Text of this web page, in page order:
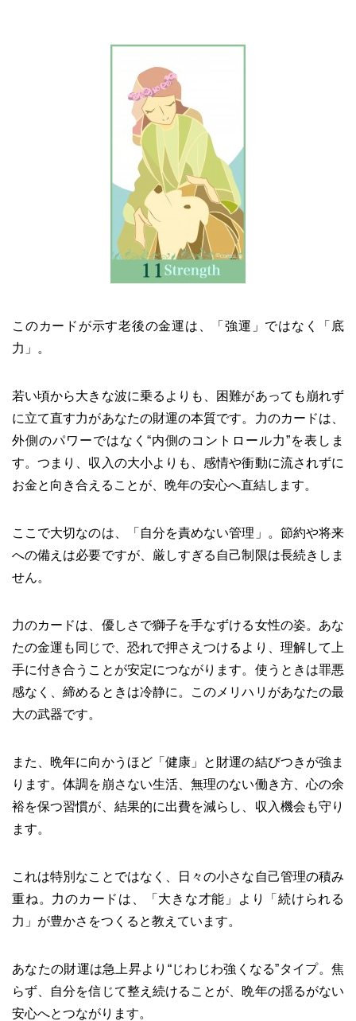
このカードが示す老後の金運は、「強運」ではなく「底
力」。
若い頃から大きな波に乗るよりも、困難があっても崩れず
に立て直す力があなたの財運の本質です。力のカードは、
外側のパワーではなく“内側のコントロール力”を表しま
す。つまり、収入の大小よりも、感情や衝動に流されずに
お金と向き合えることが、晩年の安心へ直結します。
ここで大切なのは、「自分を責めない管理」。節約や将来
への備えは必要ですが、厳しすぎる自己制限は長続きしま
せん。
力のカードは、優しさで獅子を手なずける女性の姿。あな
たの金運も同じで、恐れで押さえつけるより、理解して上
手に付き合うことが安定につながります。使うときは罪悪
感なく、締めるときは冷静に。このメリハリがあなたの最
大の武器です。
また、晩年に向かうほど「健康」と財運の結びつきが強ま
ります。体調を崩さない生活、無理のない働き方、心の余
裕を保つ習慣が、結果的に出費を減らし、収入機会も守り
ます。
これは特別なことではなく、日々の小さな自己管理の積み
重ね。力のカードは、「大きな才能」より「続けられる
力」が豊かさをつくると教えています。
あなたの財運は急上昇より“じわじわ強くなる”タイプ。焦
らず、自分を信じて整え続けることが、晩年の揺るがない
安心へとつながります。